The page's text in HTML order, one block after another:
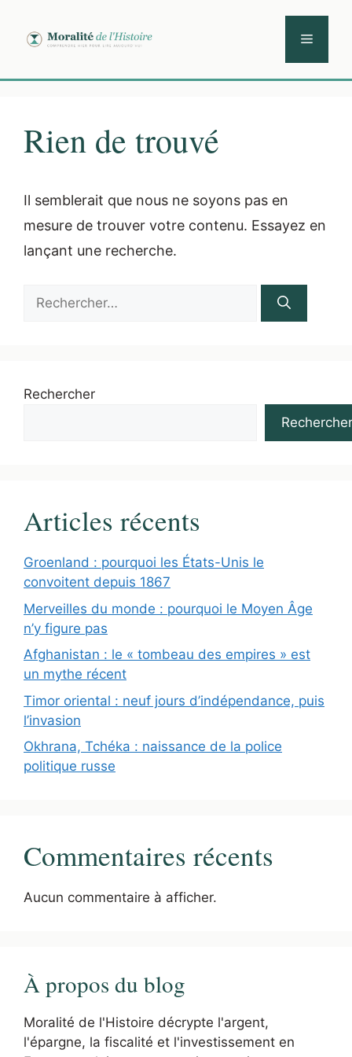
contenu
Menu
Rien de trouvé
Il semblerait que nous ne soyons pas en
mesure de trouver votre contenu. Essayez en
lançant une recherche.
Rechercher :
Rechercher
Rechercher
Articles récents
Groenland : pourquoi les États-Unis le
convoitent depuis 1867
Merveilles du monde : pourquoi le Moyen Âge
n’y figure pas
Afghanistan : le « tombeau des empires » est
un mythe récent
Timor oriental : neuf jours d’indépendance, puis
l’invasion
Okhrana, Tchéka : naissance de la police
politique russe
Commentaires récents
Aucun commentaire à afficher.
À propos du blog
Moralité de l'Histoire décrypte l'argent,
l'épargne, la fiscalité et l'investissement en